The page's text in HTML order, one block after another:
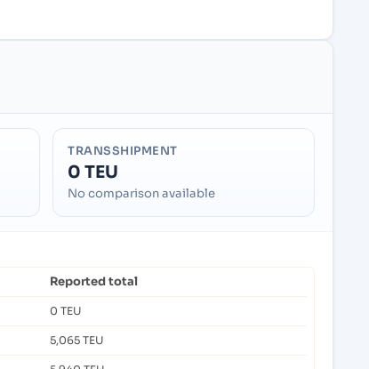
TRANSSHIPMENT
0 TEU
No comparison available
Reported total
0 TEU
5,065 TEU